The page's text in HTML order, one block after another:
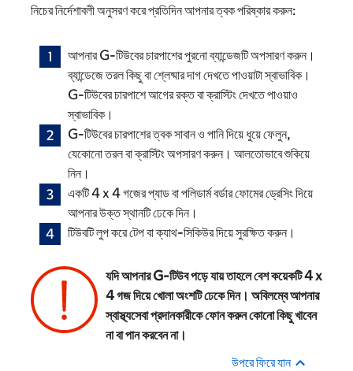
নিচের নির্দেশাবলী অনুসরণ করে প্রতিদিন আপনার ত্বক পরিষ্কার করুন:
আপনার G-টিউবের চারপাশের পুরনো ব্যান্ডেজটি অপসারণ করুন।
ব্যান্ডেজে তরল কিছু বা শ্লেষ্মার দাগ দেখতে পাওয়াটা স্বাভাবিক।
G-টিউবের চারপাশে আগের রক্ত বা ক্রাস্টিং দেখতে পাওয়াও
স্বাভাবিক।
G-টিউবের চারপাশের ত্বক সাবান ও পানি দিয়ে ধুয়ে ফেলুন,
যেকোনো তরল বা ক্রাস্টিং অপসারণ করুন। আলতোভাবে শুকিয়ে
নিন।
একটি 4 x 4 গজের প্যাড বা পলিডার্ম বর্ডার ফোমের ড্রেসিং দিয়ে
আপনার উক্ত স্থানটি ঢেকে দিন।
টিউবটি লুপ করে টেপ বা ক্যাথ-সিকিউর দিয়ে সুরক্ষিত করুন।
যদি আপনার G-টিউব পড়ে যায় তাহলে বেশ কয়েকটি 4 x
4 গজ দিয়ে খোলা অংশটি ঢেকে দিন। অবিলম্বে আপনার
স্বাস্থ্যসেবা প্রদানকারীকে ফোন করুন কোনো কিছু খাবেন
না বা পান করবেন না।
উপরে ফিরে যান